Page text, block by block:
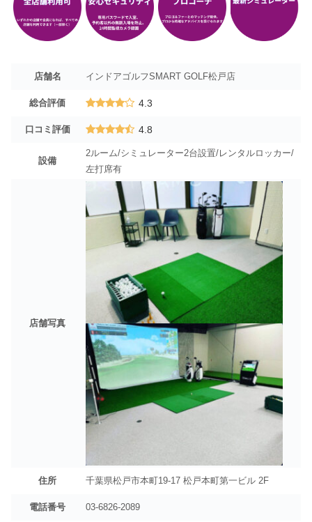
店舗名 インドアゴルフSMART GOLF松戸店
総合評価 4.3
口コミ評価 4.8
設備
2ルーム/シミュレーター2台設置/レンタルロッカー/
左打席有
店舗写真
住所 千葉県松戸市本町19‐17 松戸本町第一ビル 2F
電話番号 03-6826-2089